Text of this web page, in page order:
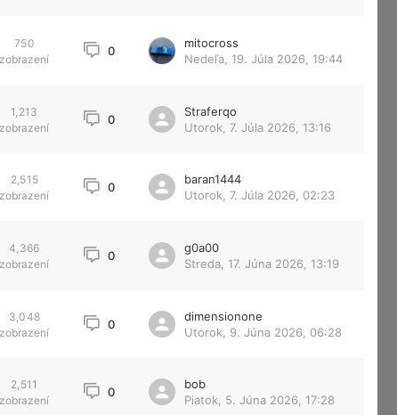
750
zobrazení
0
mitocross
Nedeľa, 19. Júla 2026, 19:44
1,213
zobrazení
0
Straferqo
Utorok, 7. Júla 2026, 13:16
2,515
zobrazení
0
baran1444
Utorok, 7. Júla 2026, 02:23
4,366
zobrazení
0
g0a00
Streda, 17. Júna 2026, 13:19
3,048
zobrazení
0
dimensionone
Utorok, 9. Júna 2026, 06:28
2,511
zobrazení
0
bob
Piatok, 5. Júna 2026, 17:28